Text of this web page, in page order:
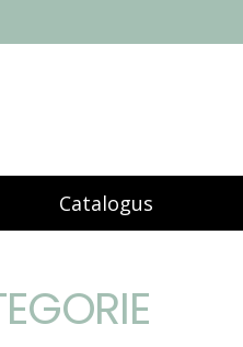
Catalogus